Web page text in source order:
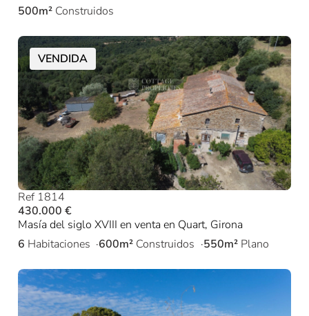
500m² Construidos
VENDIDA
Ref 1814
430.000 €
Masía del siglo XVIII en venta en Quart, Girona
6 Habitaciones 600m² Construidos 550m² Plano